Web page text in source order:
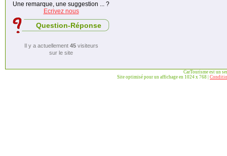
Une remarque, une suggestion ... ?
Ecrivez nous
Question-Réponse
Il y a actuellement 45visiteurs
sur le site
CarTourisme est un
Site optimisé pour un affichage en 1024 x 768 |